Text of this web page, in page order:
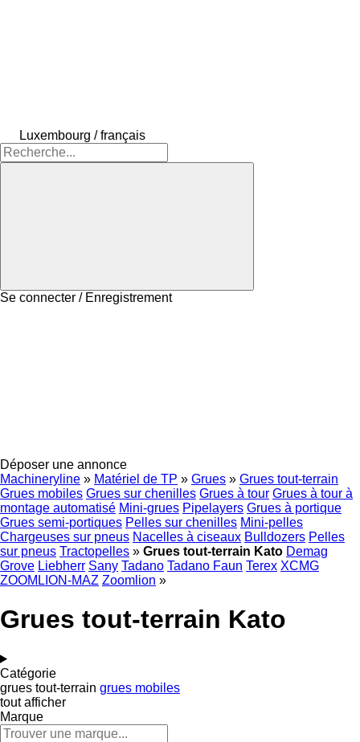
Luxembourg / français
Se connecter / Enregistrement
Déposer une annonce
Machineryline » Matériel de TP » Grues » Grues tout-terrain
Grues mobiles Grues sur chenilles Grues à tour Grues à tour à
montage automatisé Mini-grues Pipelayers Grues à portique
Grues semi-portiques Pelles sur chenilles Mini-pelles
Chargeuses sur pneus Nacelles à ciseaux Bulldozers Pelles
sur pneus Tractopelles » Grues tout-terrain Kato Demag
Grove Liebherr Sany Tadano Tadano Faun Terex XCMG
ZOOMLION-MAZ Zoomlion »
Grues tout-terrain Kato
Catégorie
grues tout-terrain grues mobiles
tout afficher
Marque